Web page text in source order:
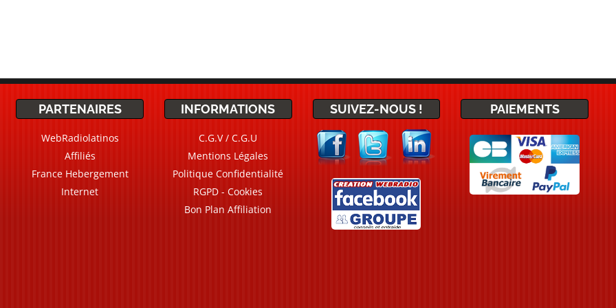
PARTENAIRES
WebRadiolatinos
Affiliés
France Hebergement
Internet
INFORMATIONS
C.G.V / C.G.U
Mentions Légales
Politique Confidentialité
RGPD - Cookies
Bon Plan Affiliation
SUIVEZ-NOUS ! PAIEMENTS